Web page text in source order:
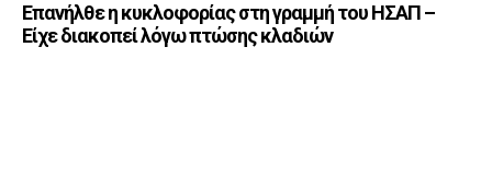
Επανήλθε η κυκλοφορίας στη γραμμή του ΗΣΑΠ –
Είχε διακοπεί λόγω πτώσης κλαδιών